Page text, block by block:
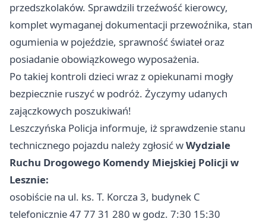
przedszkolaków. Sprawdzili trzeźwość kierowcy,
komplet wymaganej dokumentacji przewoźnika, stan
ogumienia w pojeździe, sprawność świateł oraz
posiadanie obowiązkowego wyposażenia.
Po takiej kontroli dzieci wraz z opiekunami mogły
bezpiecznie ruszyć w podróż. Życzymy udanych
zajączkowych poszukiwań!
Leszczyńska Policja informuje, iż sprawdzenie stanu
technicznego pojazdu należy zgłosić wWydziale
Ruchu Drogowego Komendy Miejskiej Policji w
Lesznie:
osobiście na ul. ks. T. Korcza 3, budynek C
telefonicznie 47 77 31 280 w godz. 7:30 15:30